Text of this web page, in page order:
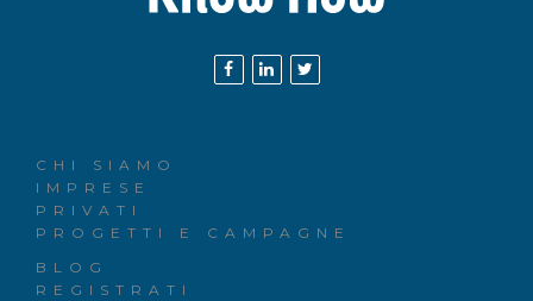
CHI SIAMO
IMPRESE
PRIVATI
PROGETTI E CAMPAGNE
BLOG
REGISTRATI